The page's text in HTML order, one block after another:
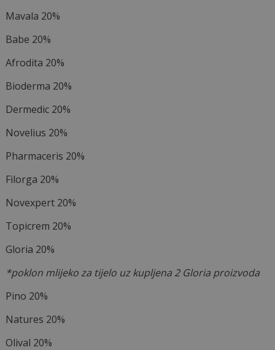
Mavala 20%
Babe 20%
Afrodita 20%
Bioderma 20%
Dermedic 20%
Novelius 20%
Pharmaceris 20%
Filorga 20%
Novexpert 20%
Topicrem 20%
Gloria 20%
*poklon mlijeko za tijelo uz kupljena 2 Gloria proizvoda
Pino 20%
Natures 20%
Olival 20%